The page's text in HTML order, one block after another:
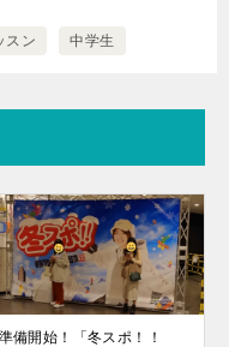
スン 中学生
備開始！「冬スポ！！